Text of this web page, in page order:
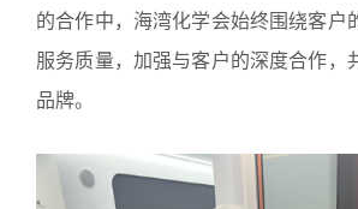
的合作中，海湾化学会始终围绕客户
服务质量，加强与客户的深度合作，
品牌。